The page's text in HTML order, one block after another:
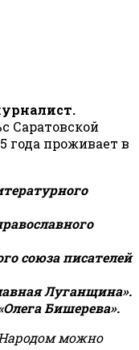
Саратовской
года проживает в
союза писателей
Луганщина».
Бишерева».
можно